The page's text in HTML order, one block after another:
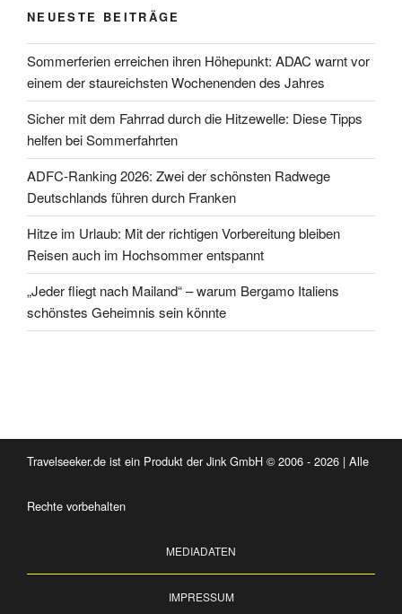
NEUESTE BEITRÄGE
Sommerferien erreichen ihren Höhepunkt: ADAC warnt vor
einem der staureichsten Wochenenden des Jahres
Sicher mit dem Fahrrad durch die Hitzewelle: Diese Tipps
helfen bei Sommerfahrten
ADFC-Ranking 2026: Zwei der schönsten Radwege
Deutschlands führen durch Franken
Hitze im Urlaub: Mit der richtigen Vorbereitung bleiben
Reisen auch im Hochsommer entspannt
„Jeder fliegt nach Mailand“ – warum Bergamo Italiens
schönstes Geheimnis sein könnte
Travelseeker.de ist ein Produkt der Jink GmbH © 2006 - 2026 | Alle
Rechte vorbehalten
MEDIADATEN
IMPRESSUM